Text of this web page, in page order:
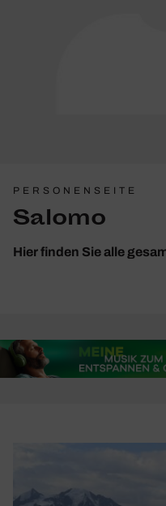
PERSONENSEITE
Salomo
Hier finden Sie alle